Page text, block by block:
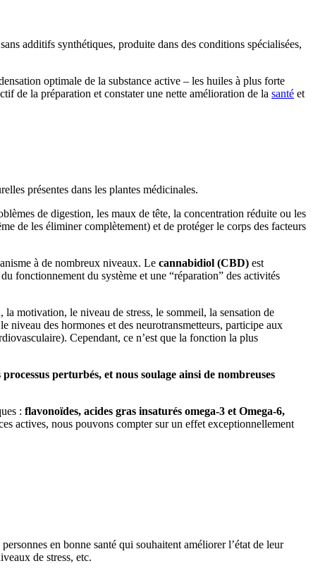
additifs synthétiques, produite dans des conditions spécialisées,
optimale de la substance active – les huiles à plus forte
de la préparation et constater une nette amélioration de la santé et
présentes dans les plantes médicinales.
de digestion, les maux de tête, la concentration réduite ou les
de les éliminer complètement) et de protéger le corps des facteurs
à de nombreux niveaux. Le cannabidiol (CBD) est
fonctionnement du système et une “réparation” des activités
motivation, le niveau de stress, le sommeil, la sensation de
niveau des hormones et des neurotransmetteurs, participe aux
Cependant, ce n’est que la fonction la plus
perturbés, et nous soulage ainsi de nombreuses
: flavonoïdes, acides gras insaturés omega-3 et Omega-6,
actives, nous pouvons compter sur un effet exceptionnellement
en bonne santé qui souhaitent améliorer l’état de leur
de stress, etc.